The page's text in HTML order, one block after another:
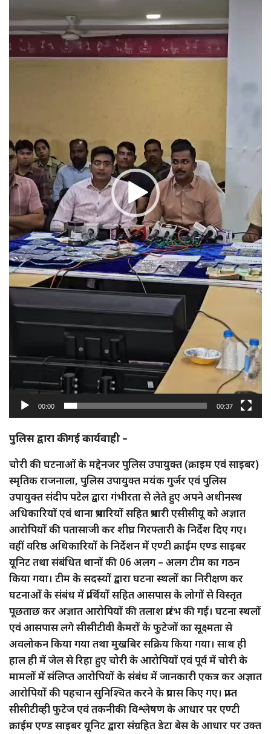
00:00 00:37
पुलिस द्वारा की गई कार्यवाही –
चोरी की घटनाओं के मद्देनजर पुलिस उपायुक्त (क्राइम एवं साइबर)
स्मृतिक राजनाला, पुलिस उपायुक्त मयंक गुर्जर एवं पुलिस
उपायुक्त संदीप पटेल द्वारा गंभीरता से लेते हुए अपने अधीनस्थ
अधिकारियों एवं थाना प्रभारियों सहित प्रभारी एसीसीयू को अज्ञात
आरोपियों की पतासाजी कर शीघ्र गिरफ्तारी के निर्देश दिए गए।
वहीं वरिष्ठ अधिकारियों के निर्देशन में एण्टी क्राईम एण्ड साइबर
यूनिट तथा संबंधित थानों की 06 अलग – अलग टीम का गठन
किया गया। टीम के सदस्यों द्वारा घटना स्थलों का निरीक्षण कर
घटनाओं के संबंध में प्रार्थियों सहित आसपास के लोगों से विस्तृत
पूछताछ कर अज्ञात आरोपियों की तलाश प्रारंभ की गई। घटना स्थलों
एवं आसपास लगे सीसीटीवी कैमरों के फुटेजों का सूक्ष्मता से
अवलोकन किया गया तथा मुखबिर सक्रिय किया गया। साथ ही
हाल ही में जेल से रिहा हुए चोरी के आरोपियों एवं पूर्व में चोरी के
मामलों में संलिप्त आरोपियों के संबंध में जानकारी एकत्र कर अज्ञात
आरोपियों की पहचान सुनिश्चित करने के प्रयास किए गए। प्राप्त
सीसीटीव्ही फुटेज एवं तकनीकी विश्लेषण के आधार पर एण्टी
क्राईम एण्ड साइबर यूनिट द्वारा संग्रहित डेटा बेस के आधार पर उक्त